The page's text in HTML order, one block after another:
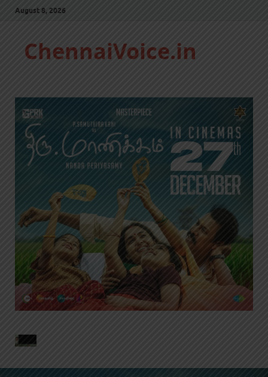
August 8, 2026
ChennaiVoice.in